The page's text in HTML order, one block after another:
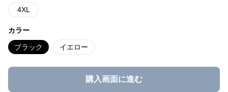
4XL
カラー
ブラック イエロー
購入画面に進む